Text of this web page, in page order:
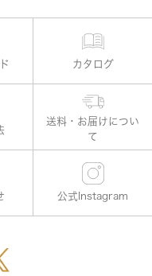
カタログ
公式Instagram